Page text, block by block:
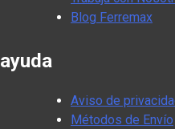
Blog Ferremax
ayuda
Aviso de
Métodos de Envío